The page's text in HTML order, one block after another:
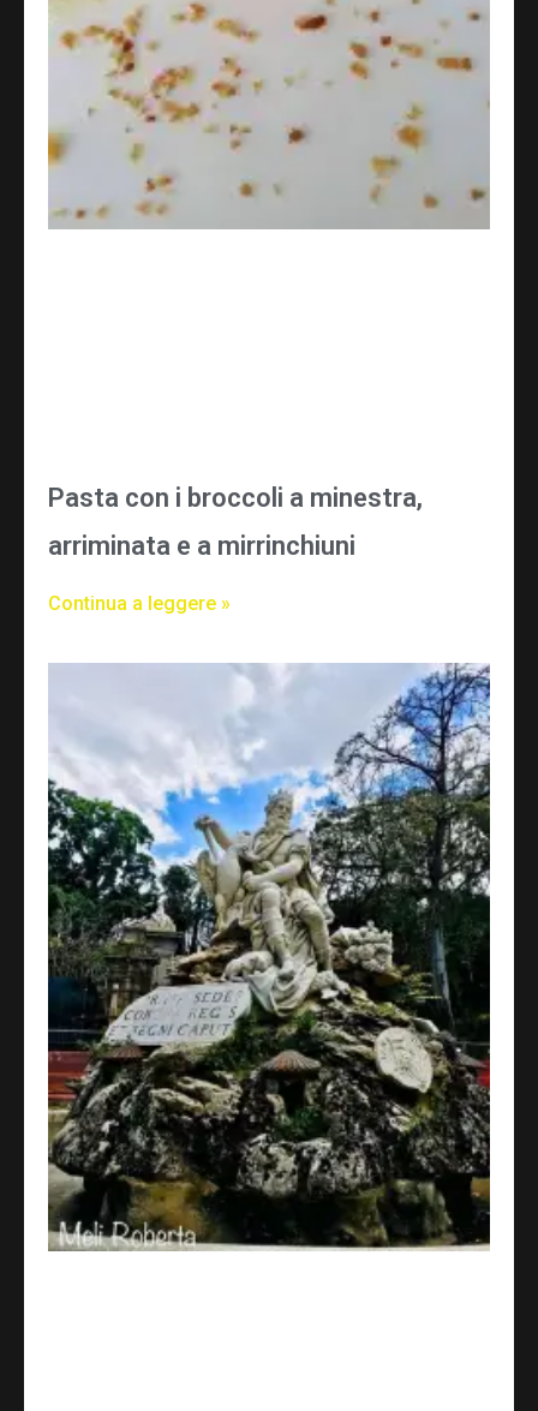
Pasta con i broccoli a minestra,
arriminata e a mirrinchiuni
Continua a leggere »